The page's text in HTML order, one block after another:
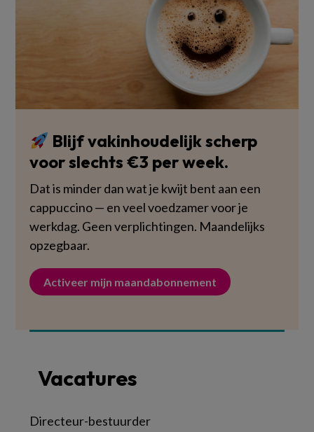
Blijf vakinhoudelijk scherp
voor slechts €3 per week.
Dat is minder dan wat je kwijt bent aan een
cappuccino — en veel voedzamer voor je
werkdag. Geen verplichtingen. Maandelijks
opzegbaar.
Activeer mijn maandabonnement
Vacatures
Directeur-bestuurder